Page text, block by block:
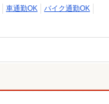
車通勤OK
バイク通勤OK